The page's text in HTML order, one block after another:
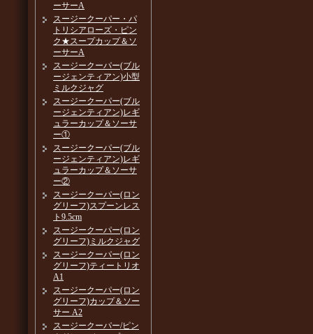
ーサーA
スージークーパー・パ
トリシアローズ・ピン
ク★スープカップ＆ソ
ーサーA
スージークーパー(ブル
ージェンティアン)小型
ミルクジャグ
スージークーパー(ブル
ージェンティアン)レギ
ュラーカップ＆ソーサ
ー①
スージークーパー(ブル
ージェンティアン)レギ
ュラーカップ＆ソーサ
ー②
スージークーパー(ロン
グリーフ)スプーンレス
ト9.5cm
スージークーパー(ロン
グリーフ)ミルクジャグ
スージークーパー(ロン
グリーフ)ティートリオ
A1
スージークーパー(ロン
グリーフ)カップ＆ソー
サー A2
スージークーパー/ピン